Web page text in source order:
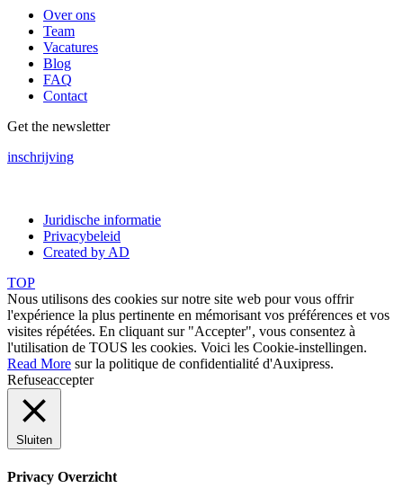
Over ons
Team
Vacatures
Blog
FAQ
Contact
Get the newsletter
inschrijving
Juridische informatie
Privacybeleid
Created by AD
TOP
Nous utilisons des cookies sur notre site web pour vous offrir
l'expérience la plus pertinente en mémorisant vos préférences et vos
visites répétées. En cliquant sur "Accepter", vous consentez à
l'utilisation de TOUS les cookies. Voici les Cookie-instellingen.
Read More sur la politique de confidentialité d'Auxipress.
Refuseaccepter
Sluiten
Privacy Overzicht